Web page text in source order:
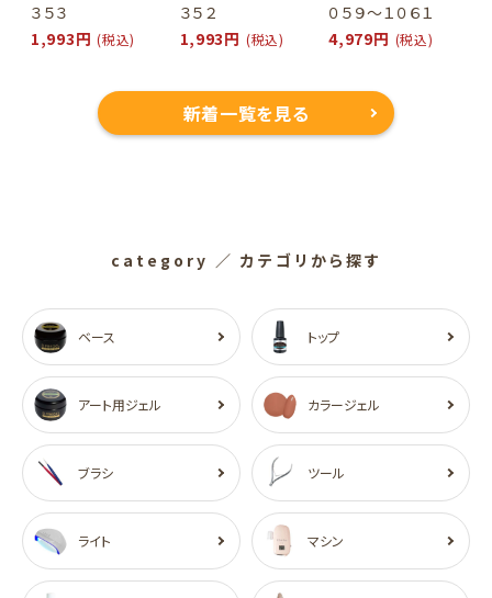
３５３
1,993円 (税込)
３５２
1,993円 (税込)
０５９～１０６１
4,979円 (税込)
新着一覧を見る
category ／ カテゴリから探す
ベース トップ
アート用ジェル カラージェル
ブラシ ツール
ライト マシン